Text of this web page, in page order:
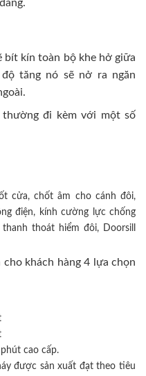
bít kín toàn bộ khe hở giữa
tăng nó sẽ nở ra ngăn
thường đi kèm với một số
cửa, chốt âm cho cánh đôi,
điện, kính cường lực chống
thoát hiểm đôi, Doorsill
cho khách hàng 4 lựa chọn
cao cấp.
được sản xuất đạt theo tiêu